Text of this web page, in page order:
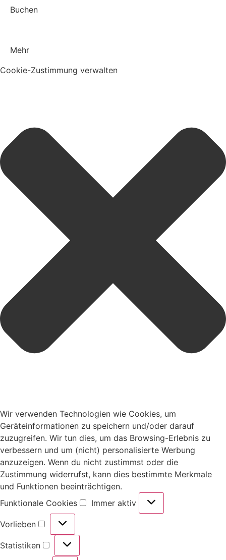
Buchen
Mehr
Cookie-Zustimmung verwalten
Wir verwenden Technologien wie Cookies, um
Geräteinformationen zu speichern und/oder darauf
zuzugreifen. Wir tun dies, um das Browsing-Erlebnis zu
verbessern und um (nicht) personalisierte Werbung
anzuzeigen. Wenn du nicht zustimmst oder die
Zustimmung widerrufst, kann dies bestimmte Merkmale
und Funktionen beeinträchtigen.
Funktionale Cookies
Immer aktiv
Vorlieben
Statistiken